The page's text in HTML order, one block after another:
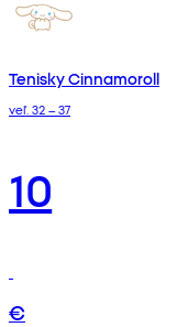
Tenisky Cinnamoroll
veľ. 32 – 37
10
€